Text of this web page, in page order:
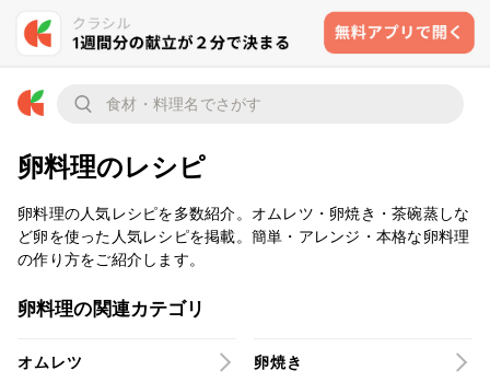
卵料理のレシピ
卵料理の人気レシピを多数紹介。オムレツ・卵焼き・茶碗蒸しな
ど卵を使った人気レシピを掲載。簡単・アレンジ・本格な卵料理
の作り方をご紹介します。
卵料理の関連カテゴリ
オムレツ 卵焼き